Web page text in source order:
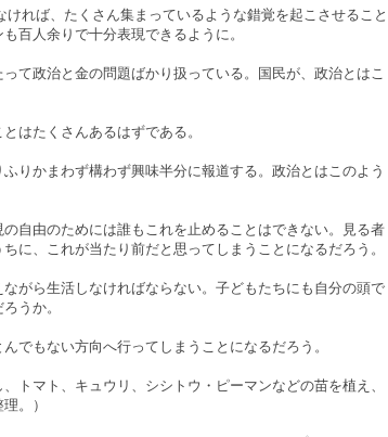
れば、たくさん集まっているような錯覚を起こさせること
百人余りで十分表現できるように。
て政治と金の問題ばかり扱っている。国民が、政治とはこ
はたくさんあるはずである。
りかまわず構わず興味半分に報道する。政治とはこのよう
自由のためには誰もこれを止めることはできない。見る者
に、これが当たり前だと思ってしまうことになるだろう。
がら生活しなければならない。子どもたちにも自分の頭で
うか。
でもない方向へ行ってしまうことになるだろう。
トマト、キュウリ、シシトウ・ピーマンなどの苗を植え、
。）